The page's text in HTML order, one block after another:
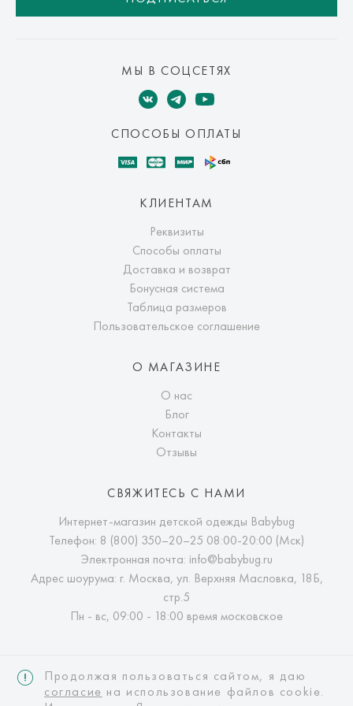
МЫ В СОЦСЕТЯХ
СПОСОБЫ ОПЛАТЫ
КЛИЕНТАМ
Реквизиты
Способы оплаты
Доставка и возврат
Бонусная система
Таблица размеров
Пользовательское соглашение
О МАГАЗИНЕ
О нас
Блог
Контакты
Отзывы
СВЯЖИТЕСЬ С НАМИ
Интернет-магазин детской одежды Babybug
Телефон: 8 (800) 350–20–25 08:00-20:00 (Мск)
Электронная почта: info@babybug.ru
Адрес шоурума: г. Москва, ул. Верхняя Масловка, 18Б,
стр.5
Пн - вс, 09:00 - 18:00 время московское
Продолжая пользоваться сайтом, я даю
согласие на использование файлов cookie.